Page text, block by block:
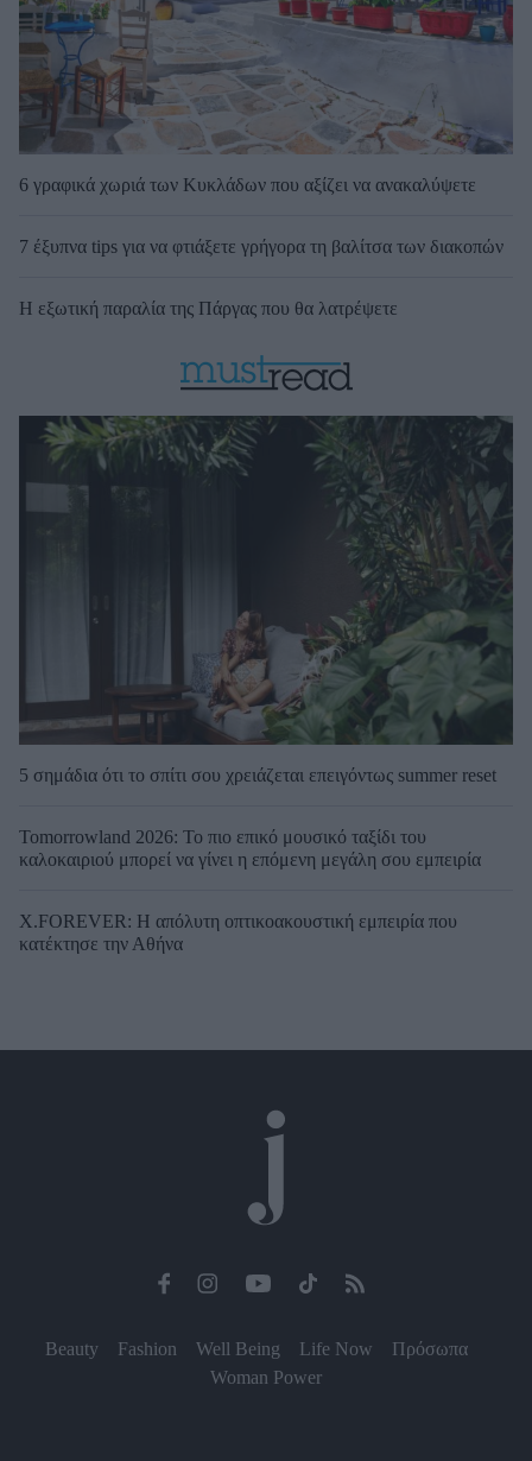
6 γραφικά χωριά των Κυκλάδων που αξίζει να ανακαλύψετε
7 έξυπνα tips για να φτιάξετε γρήγορα τη βαλίτσα των διακοπών
Η εξωτική παραλία της Πάργας που θα λατρέψετε
5 σημάδια ότι το σπίτι σου χρειάζεται επειγόντως summer reset
Tomorrowland 2026: Το πιο επικό μουσικό ταξίδι του
καλοκαιριού μπορεί να γίνει η επόμενη μεγάλη σου εμπειρία
X.FOREVER: Η απόλυτη οπτικοακουστική εμπειρία που
κατέκτησε την Αθήνα
Beauty Fashion Well Being Life Now
Πρόσωπα
Woman Power